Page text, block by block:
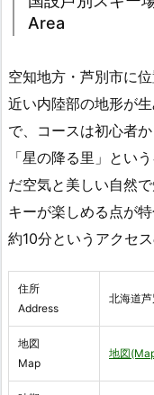
Area
空知地方・芦別市に
近い内陸部の地形が
で、コースは初心者
「星の降る里」とい
だ空気と美しい自然
キーが楽しめる点が
約10分というアクセ
住所
Address
北海道芦
地図
Map
地図